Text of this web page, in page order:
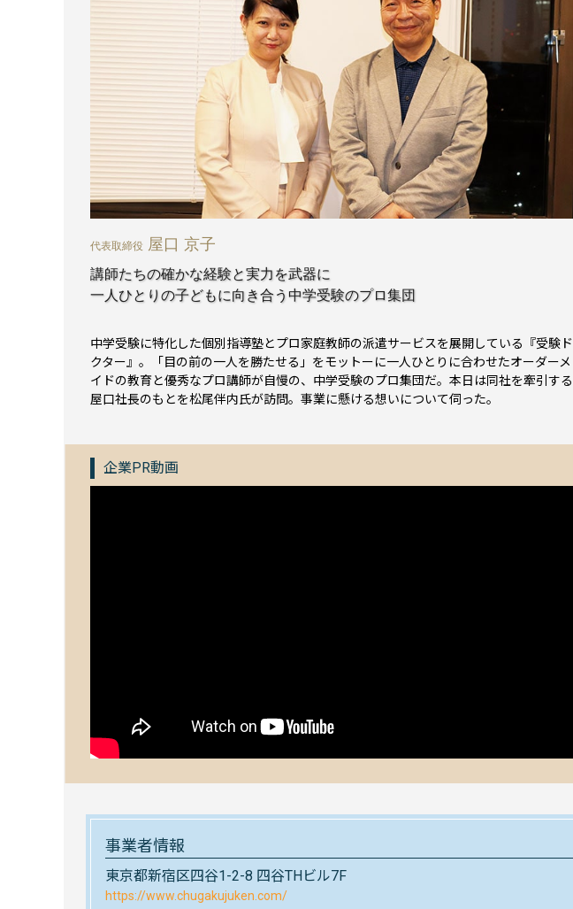
代表取締役 屋口 京子
講師たちの確かな経験と実力を武器に
一人ひとりの子どもに向き合う中学受験のプロ集団
中学受験に特化した個別指導塾とプロ家庭教師の派遣サービスを展開している『受験ド
クター』。「目の前の一人を勝たせる」をモットーに一人ひとりに合わせたオーダーメ
イドの教育と優秀なプロ講師が自慢の、中学受験のプロ集団だ。本日は同社を牽引する
屋口社長のもとを松尾伴内氏が訪問。事業に懸ける想いについて伺った。
企業PR動画
事業者情報
東京都新宿区四谷1-2-8 四谷THビル7F
https://www.chugakujuken.com/